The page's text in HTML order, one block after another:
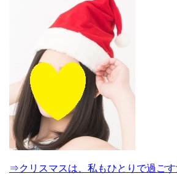
⇒クリスマスは、私もひとりで過ご